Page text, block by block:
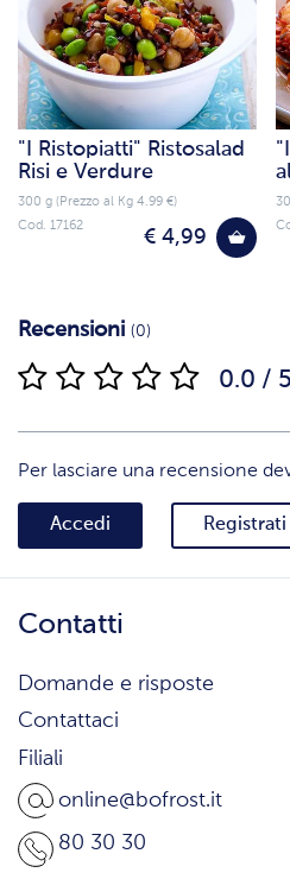
"I Ristopiatti" Ristosalad
Risi e Verdure
300 g (Prezzo al Kg 4.99 €)
€ 4,99
Cod. 17162
Recensioni (0)
0.0 / 5
Per lasciare una recensione
Accedi Registrati
Contatti
Domande e risposte
Contattaci
Filiali
online@bofrost.it
80 30 30